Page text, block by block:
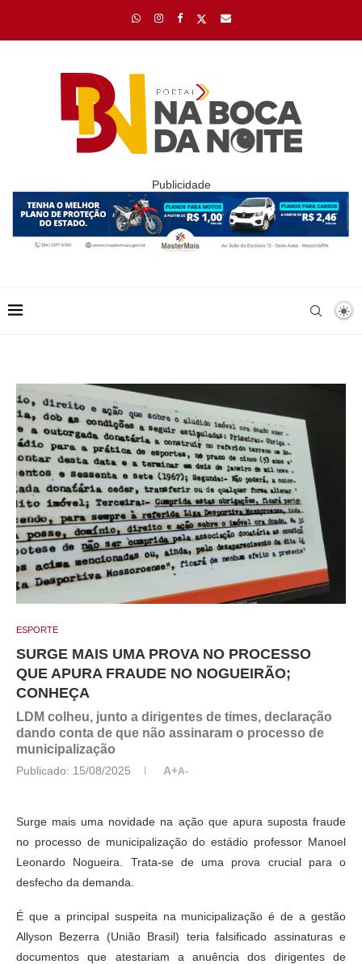
Publicidade
ESPORTE
SURGE MAIS UMA PROVA NO PROCESSO
QUE APURA FRAUDE NO NOGUEIRÃO;
CONHEÇA
LDM colheu, junto a dirigentes de times, declaração
dando conta de que não assinaram o processo de
municipalização
Publicado: 15/08/2025 A+A-
Surge mais uma novidade na ação que apura suposta fraude
no processo de municipalização do estádio professor Manoel
Leonardo Nogueira. Trata-se de uma prova crucial para o
desfecho da demanda.
É que a principal suspeita na municipalização é de a gestão
Allyson Bezerra (União Brasil) teria falsificado assinaturas e
documentos que atestariam a anuência dos dirigentes de